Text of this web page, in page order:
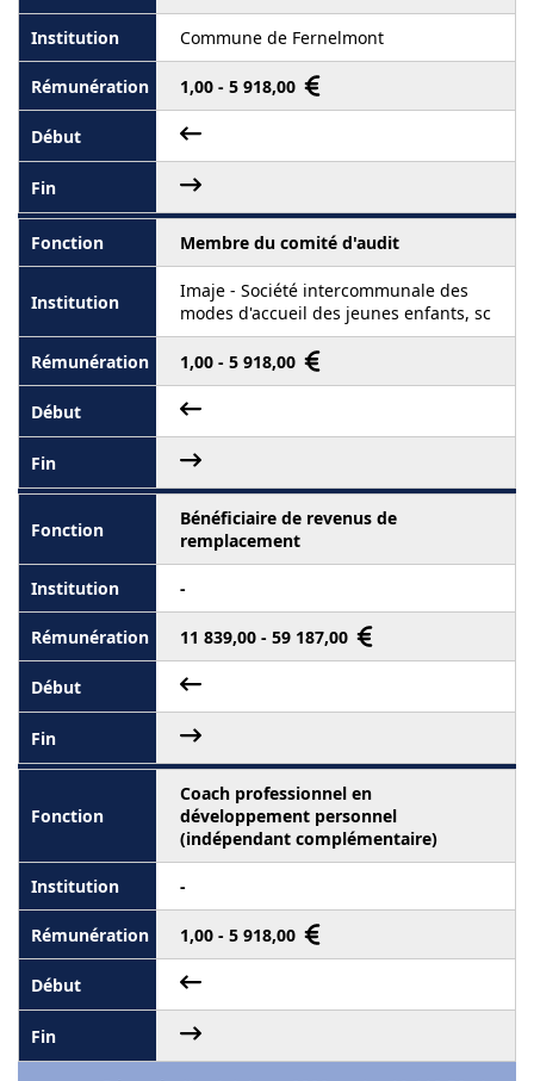
Commune de Fernelmont
1,00 - 5 918,00
Membre du comité d'audit
Imaje - Société intercommunale des
modes d'accueil des jeunes enfants, sc
1,00 - 5 918,00
Bénéficiaire de revenus de
remplacement
-
11 839,00 - 59 187,00
Coach professionnel en
développement personnel
(indépendant complémentaire)
-
1,00 - 5 918,00